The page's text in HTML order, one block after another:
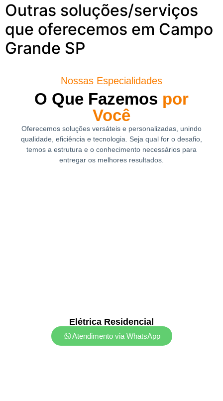
Outras soluções/serviços
que oferecemos em Campo
Grande SP
Nossas Especialidades
O Que Fazemos por
Você
Oferecemos soluções versáteis e personalizadas, unindo
qualidade, eficiência e tecnologia. Seja qual for o desafio,
temos a estrutura e o conhecimento necessários para
entregar os melhores resultados.
Elétrica Residencial
Atendimento via WhatsApp